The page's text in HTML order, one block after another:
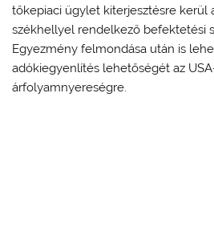
tőkepiaci ügylet kiterjesztésre kerül
székhellyel rendelkező befektetési
Egyezmény felmondása után is
adókiegyenlítés lehetőségét az
árfolyamnyereségre.